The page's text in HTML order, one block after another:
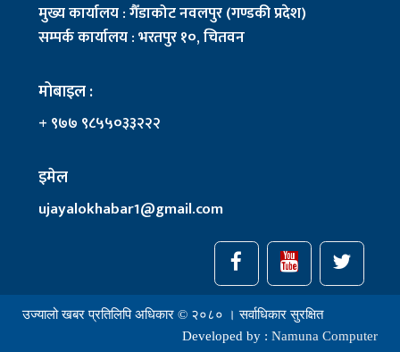
मुख्य कार्यालय : गैँडाकोट नवलपुर (गण्डकी प्रदेश)
सम्पर्क कार्यालय : भरतपुर १०, चितवन
मोबाइल :
+ ९७७ ९८५५०३३२२२
इमेल
ujayalokhabar1@gmail.com
उज्यालो खबर प्रतिलिपि अधिकार © २०८० । सर्वाधिकार सुरक्षित
Developed by : Namuna Computer